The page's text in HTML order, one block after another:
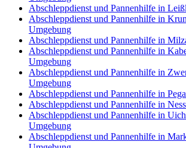
Abschleppdienst und Pannenhilfe in
Abschleppdienst und Pannenhilfe in
Umgebung
Abschleppdienst und Pannenhilfe in
Abschleppdienst und Pannenhilfe in
Umgebung
Abschleppdienst und Pannenhilfe in
Umgebung
Abschleppdienst und Pannenhilfe in
Abschleppdienst und Pannenhilfe in
Abschleppdienst und Pannenhilfe in
Umgebung
Abschleppdienst und Pannenhilfe in